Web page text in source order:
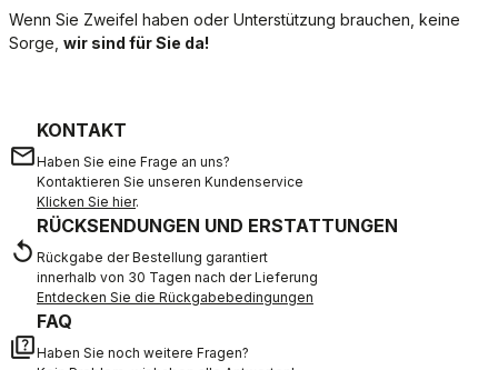
Wenn Sie Zweifel haben oder Unterstützung brauchen, keine
Sorge, wir sind für Sie da!
email
KONTAKT
Haben Sie eine Frage an uns?
Kontaktieren Sie unseren Kundenservice
Klicken Sie hier.
replay
RÜCKSENDUNGEN UND ERSTATTUNGEN
Rückgabe der Bestellung garantiert
innerhalb von 30 Tagen nach der Lieferung
Entdecken Sie die Rückgabebedingungen
quiz
FAQ
Haben Sie noch weitere Fragen?